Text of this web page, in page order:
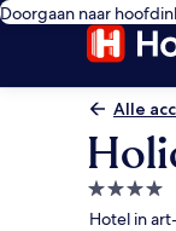
Doorgaan naar
Alle
4.0-
Hotel in